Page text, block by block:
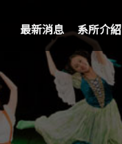
最新消息 系所介紹